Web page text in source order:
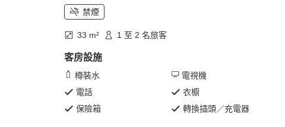
禁煙
33 m² 1 至 2 名旅客
客房設施
樽裝水
電視機
電話
衣櫥
保險箱
轉換插頭／充電器